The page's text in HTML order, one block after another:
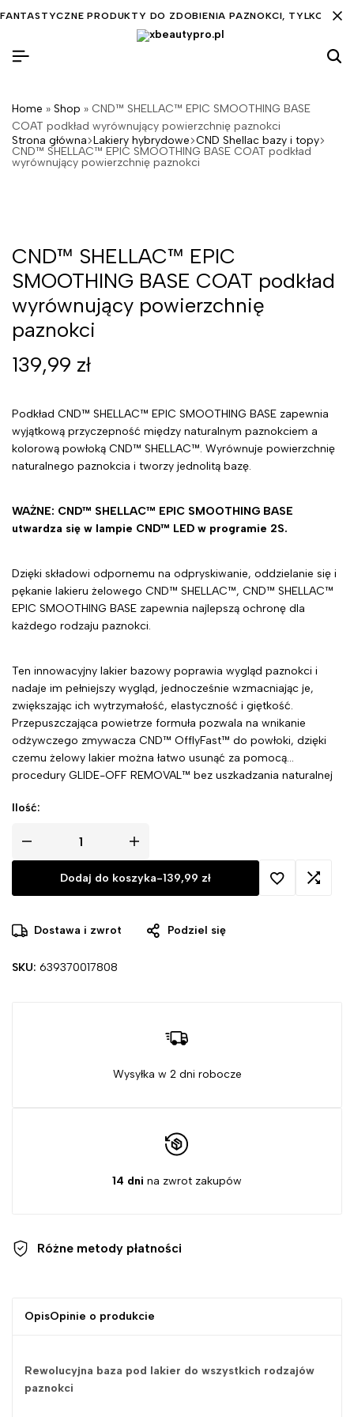
FANTASTYCZNE PRODUKTY DO ZDOBIENIA PAZNOKCI, TYLKO DLA
Home » Shop » CND™ SHELLAC™ EPIC SMOOTHING BASE
COAT podkład wyrównujący powierzchnię paznokci
Strona główna Lakiery hybrydowe CND Shellac bazy i topy
CND™ SHELLAC™ EPIC SMOOTHING BASE COAT podkład
wyrównujący powierzchnię paznokci
CND™ SHELLAC™ EPIC
SMOOTHING BASE COAT podkład
wyrównujący powierzchnię
paznokci
139,99 zł
Podkład CND™ SHELLAC™ EPIC SMOOTHING BASE zapewnia
wyjątkową przyczepność między naturalnym paznokciem a
kolorową powłoką CND™ SHELLAC™. Wyrównuje powierzchnię
naturalnego paznokcia i tworzy jednolitą bazę.
WAŻNE: CND™ SHELLAC™ EPIC SMOOTHING BASE
utwardza się w lampie CND™ LED w programie 2S.
Dzięki składowi odpornemu na odpryskiwanie, oddzielanie się i
pękanie lakieru żelowego CND™ SHELLAC™, CND™ SHELLAC™
EPIC SMOOTHING BASE zapewnia najlepszą ochronę dla
każdego rodzaju paznokci.
Ten innowacyjny lakier bazowy poprawia wygląd paznokci i
nadaje im pełniejszy wygląd, jednocześnie wzmacniając je,
zwiększając ich wytrzymałość, elastyczność i giętkość.
Przepuszczająca powietrze formuła pozwala na wnikanie
odżywczego zmywacza CND™ OfflyFast™ do powłoki, dzięki
czemu żelowy lakier można łatwo usunąć za pomocą
procedury GLIDE-OFF REMOVAL™ bez uszkadzania naturalnej
Ilość:
Dodaj do koszyka-139,99 zł
Dostawa i zwrot Podziel się
SKU: 639370017808
Wysyłka w 2 dni robocze
14 dni na zwrot zakupów
Różne metody płatności
OpisOpinie o produkcie
Rewolucyjna baza pod lakier do wszystkich rodzajów
paznokci